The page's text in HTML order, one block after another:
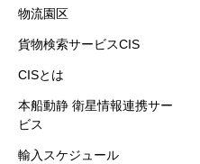
物流園区
貨物検索サービスCIS
CISとは
本船動静 衛星情報連携サー
ビス
輸入スケジュール